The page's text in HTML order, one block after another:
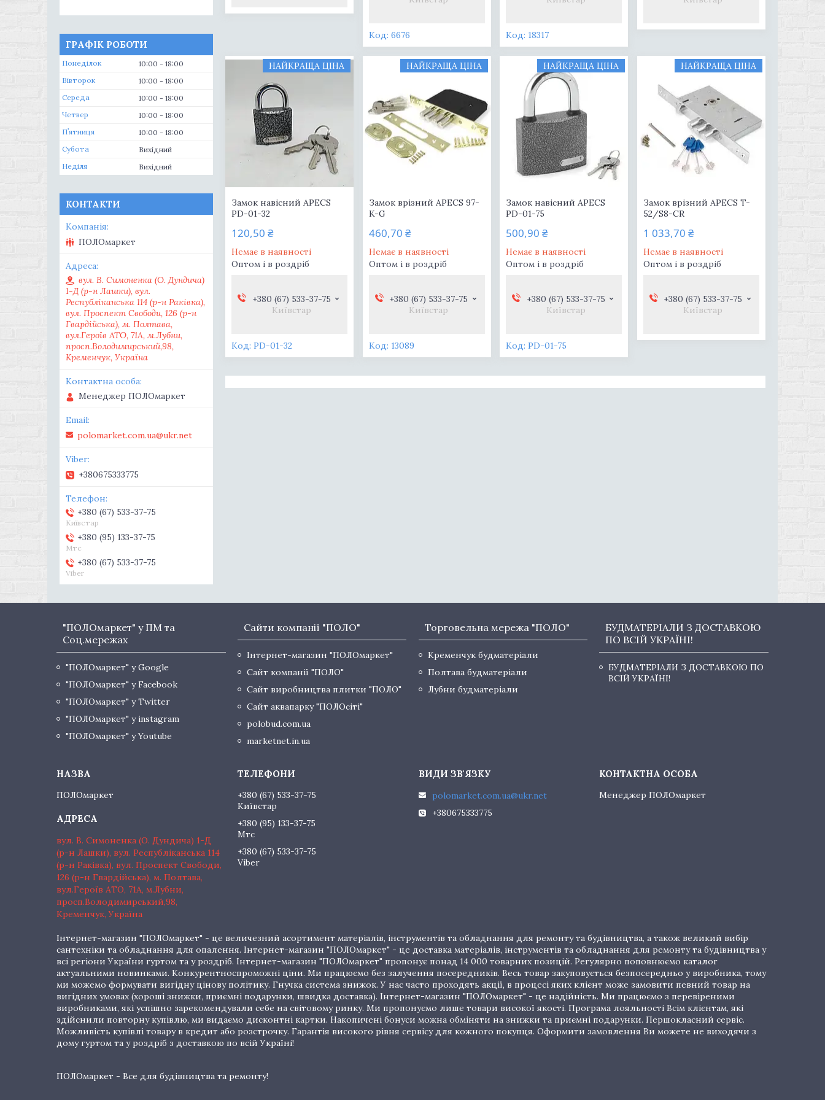
6676 18317
НАЙКРАЩА ЦІНА
Замок навісний APECS
PD-01-32
120,50 ₴
Немає в наявності
Оптом і в роздріб
+380 (67) 533-37-75
Київстар
PD-01-32
НАЙКРАЩА ЦІНА
Замок врізний APECS 97-
K-G
460,70 ₴
Немає в наявності
Оптом і в роздріб
+380 (67) 533-37-75
Київстар
13089
НАЙКРАЩА ЦІНА
Замок навісний APECS
PD-01-75
500,90 ₴
Немає в наявності
Оптом і в роздріб
+380 (67) 533-37-75
Київстар
PD-01-75
НАЙКРАЩА ЦІНА
Замок врізний APECS T-
52/S8-CR
1 033,70 ₴
Немає в наявності
Оптом і в роздріб
+380 (67) 533-37-75
Київстар
ГРАФІК РОБОТИ
Понеділок 10:00
18:00
Вівторок
10:00
18:00
Середа
10:00
18:00
Четвер
10:00
18:00
Пʼятниця
10:00
18:00
Субота
Вихідний
Неділя
Вихідний
КОНТАКТИ
ПОЛОмаркет
вул. В. Симоненка (О. Дундича)
1-Д (р-н Лашки), вул.
Республіканська 114 (р-н Раківка),
вул. Проспект Свободи, 126 (р-н
Гвардійська), м. Полтава,
вул.Героїв АТО, 71А, м.Лубни,
просп.Володимирський,98,
Кременчук, Україна
Менеджер ПОЛОмаркет
polomarket.com.ua@ukr.net
+380675333775
+380 (67) 533-37-75
Київстар
+380 (95) 133-37-75
Мтс
+380 (67) 533-37-75
Viber
"ПОЛОмаркет" у ПМ та
Соц.мережах
"ПОЛОмаркет" у Google
"ПОЛОмаркет" у Facebook
"ПОЛОмаркет" у Twitter
"ПОЛОмаркет" у instagram
"ПОЛОмаркет" у Youtube
Сайти компанії "ПОЛО"
Інтернет-магазин "ПОЛОмаркет"
Сайт компанії "ПОЛО"
Сайт виробництва плитки "ПОЛО"
Сайт аквапарку "ПОЛОсіті"
polobud.com.ua
marketnet.in.ua
Торговельна мережа "ПОЛО"
Кременчук будматеріали
Полтава будматеріали
Лубни будматеріали
БУДМАТЕРІАЛИ З ДОСТАВКОЮ
ПО ВСІЙ УКРАЇНІ!
БУДМАТЕРІАЛИ З ДОСТАВКОЮ ПО
ВСІЙ УКРАЇНІ!
ПОЛОмаркет
вул. В. Симоненка (О. Дундича) 1-Д
(р-н Лашки), вул. Республіканська 114
(р-н Раківка), вул. Проспект Свободи,
126 (р-н Гвардійська), м. Полтава,
вул.Героїв АТО, 71А, м.Лубни,
просп.Володимирський,98,
Кременчук, Україна
+380 (67) 533-37-75
Київстар
+380 (95) 133-37-75
Мтс
+380 (67) 533-37-75
Viber
polomarket.com.ua@ukr.net
+380675333775
Менеджер ПОЛОмаркет
Інтернет-магазин "ПОЛОмаркет" - це величезний асортимент матеріалів, інструментів та обладнання для ремонту та будівництва, а також великий вибір
сантехніки та обладнання для опалення. Інтернет-магазин "ПОЛОмаркет" - це доставка матеріалів, інструментів та обладнання для ремонту та будівництва у
всі регіони України гуртом та у роздріб. Інтернет-магазин "ПОЛОмаркет" пропонує понад 14 000 товарних позицій. Регулярно поповнюємо каталог
актуальними новинками. Конкурентноспроможні ціни. Ми працюємо без залучення посередників. Весь товар закуповується безпосередньо у виробника, тому
ми можемо формувати вигідну цінову політику. Гнучка система знижок. У нас часто проходять акції, в процесі яких клієнт може замовити певний товар на
вигідних умовах (хороші знижки, приємні подарунки, швидка доставка). Інтернет-магазин "ПОЛОмаркет" - це надійність. Ми працюємо з перевіреними
виробниками, які успішно зарекомендували себе на світовому ринку. Ми пропонуємо лише товари високої якості. Програма лояльності Всім клієнтам, які
здійснили повторну купівлю, ми видаємо дисконтні картки. Накопичені бонуси можна обміняти на знижки та приємні подарунки. Першокласний сервіс.
Можливість купівлі товару в кредит або розстрочку. Гарантія високого рівня сервісу для кожного покупця. Оформити замовлення Ви можете не виходячи з
дому гуртом та у роздріб з доставкою по всій Україні!
ПОЛОмаркет - Все для будівництва та ремонту!